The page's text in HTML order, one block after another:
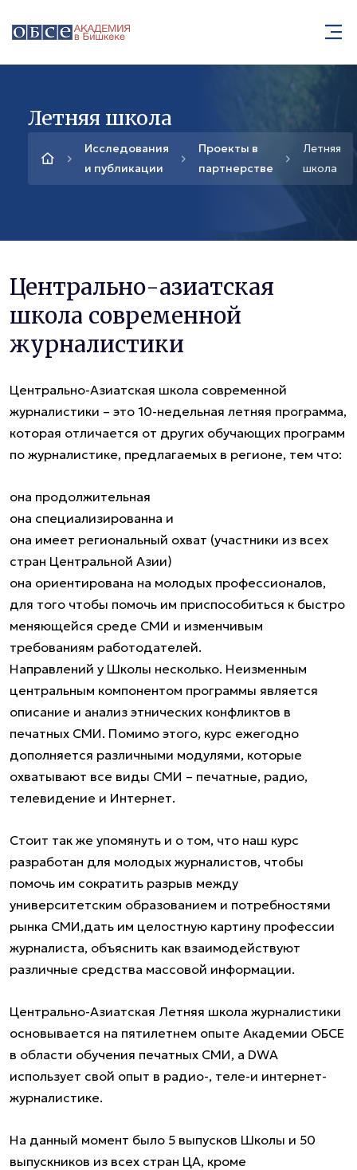
Летняя школа
Исследования
и публикации
Проекты в
партнерстве
Летняя
школа
Центрально-азиатская
школа современной
журналистики
Центрально-Азиатская школа современной
журналистики – это 10-недельная летняя программа,
которая отличается от других обучающих программ
по журналистике, предлагаемых в регионе, тем что:
она продолжительная
она специализированна и
она имеет региональный охват (участники из всех
стран Центральной Азии)
она ориентирована на молодых профессионалов,
для того чтобы помочь им приспособиться к быстро
меняющейся среде СМИ и изменчивым
требованиям работодателей.
Направлений у Школы несколько. Неизменным
центральным компонентом программы является
описание и анализ этнических конфликтов в
печатных СМИ. Помимо этого, курс ежегодно
дополняется различными модулями, которые
охватывают все виды СМИ – печатные, радио,
телевидение и Интернет.
Стоит так же упомянуть и о том, что наш курс
разработан для молодых журналистов, чтобы
помочь им сократить разрыв между
университетским образованием и потребностями
рынка СМИ,дать им целостную картину профессии
журналиста, объяснить как взаимодействуют
различные средства массовой информации.
Центрально-Азиатская Летняя школа журналистики
основывается на пятилетнем опыте Академии ОБСЕ
в области обучения печатных СМИ, а DWA
использует свой опыт в радио-, теле-и интернет-
журналистике.
На данный момент было 5 выпусков Школы и 50
выпускников из всех стран ЦА, кроме